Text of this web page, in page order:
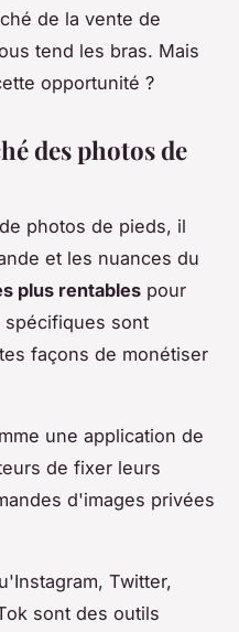
de la vente de
tend les bras. Mais
opportunité ?
des photos de
photos de pieds, il
et les nuances du
plus rentables pour
spécifiques sont
façons de monétiser
une application de
de fixer leurs
d'images privées
Twitter,
sont des outils